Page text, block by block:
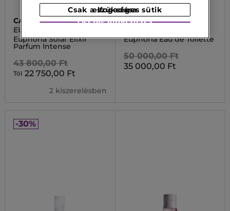
CALVIN KLEIN
EUPHORIA COLLECTION
Euphoria Solar Elixir
Parfum Intense
43 800,00 Ft
Tól 22 750,00 Ft
2 kiszerelésben
CALVIN KLEIN
Euphoria Eau de Toilette
50 000,00 Ft
35 000,00 Ft
-30%
Csak a szükséges sütik elfogadása
Összes elfogadása